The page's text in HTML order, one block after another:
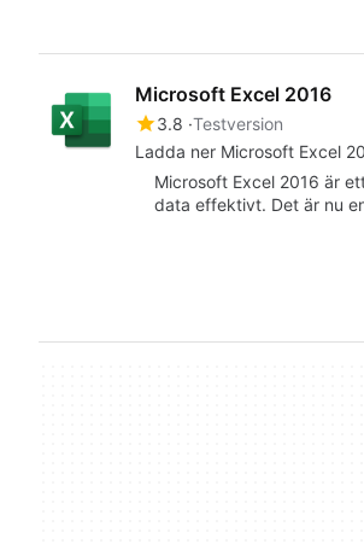
Microsoft Excel 2016
3.8 Testversion
Ladda ner Microsoft Excel
Microsoft Excel 2016 är
data effektivt. Det är nu